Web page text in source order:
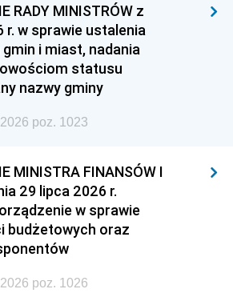
RADY MINISTRÓW z
r. w sprawie ustalenia
i miast, nadania
statusu
nazwy gminy
poz. 1023
MINISTRA FINANSÓW I
29 lipca 2026 r.
w sprawie
budżetowych oraz
poz. 1026